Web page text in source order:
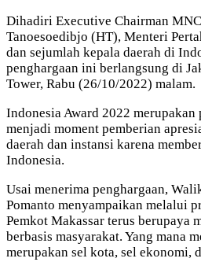
Dihadiri Executive Chairman
Tanoesoedibjo (HT), Menteri
dan sejumlah kepala daerah di
penghargaan ini berlangsung di
Tower, Rabu (26/10/2022) malam.
Indonesia Award 2022 merupakan
menjadi moment pemberian
daerah dan instansi karena
Indonesia.
Usai menerima penghargaan,
Pomanto menyampaikan melalui
Pemkot Makassar terus berupaya
berbasis masyarakat. Yang mana
merupakan sel kota, sel ekonomi,